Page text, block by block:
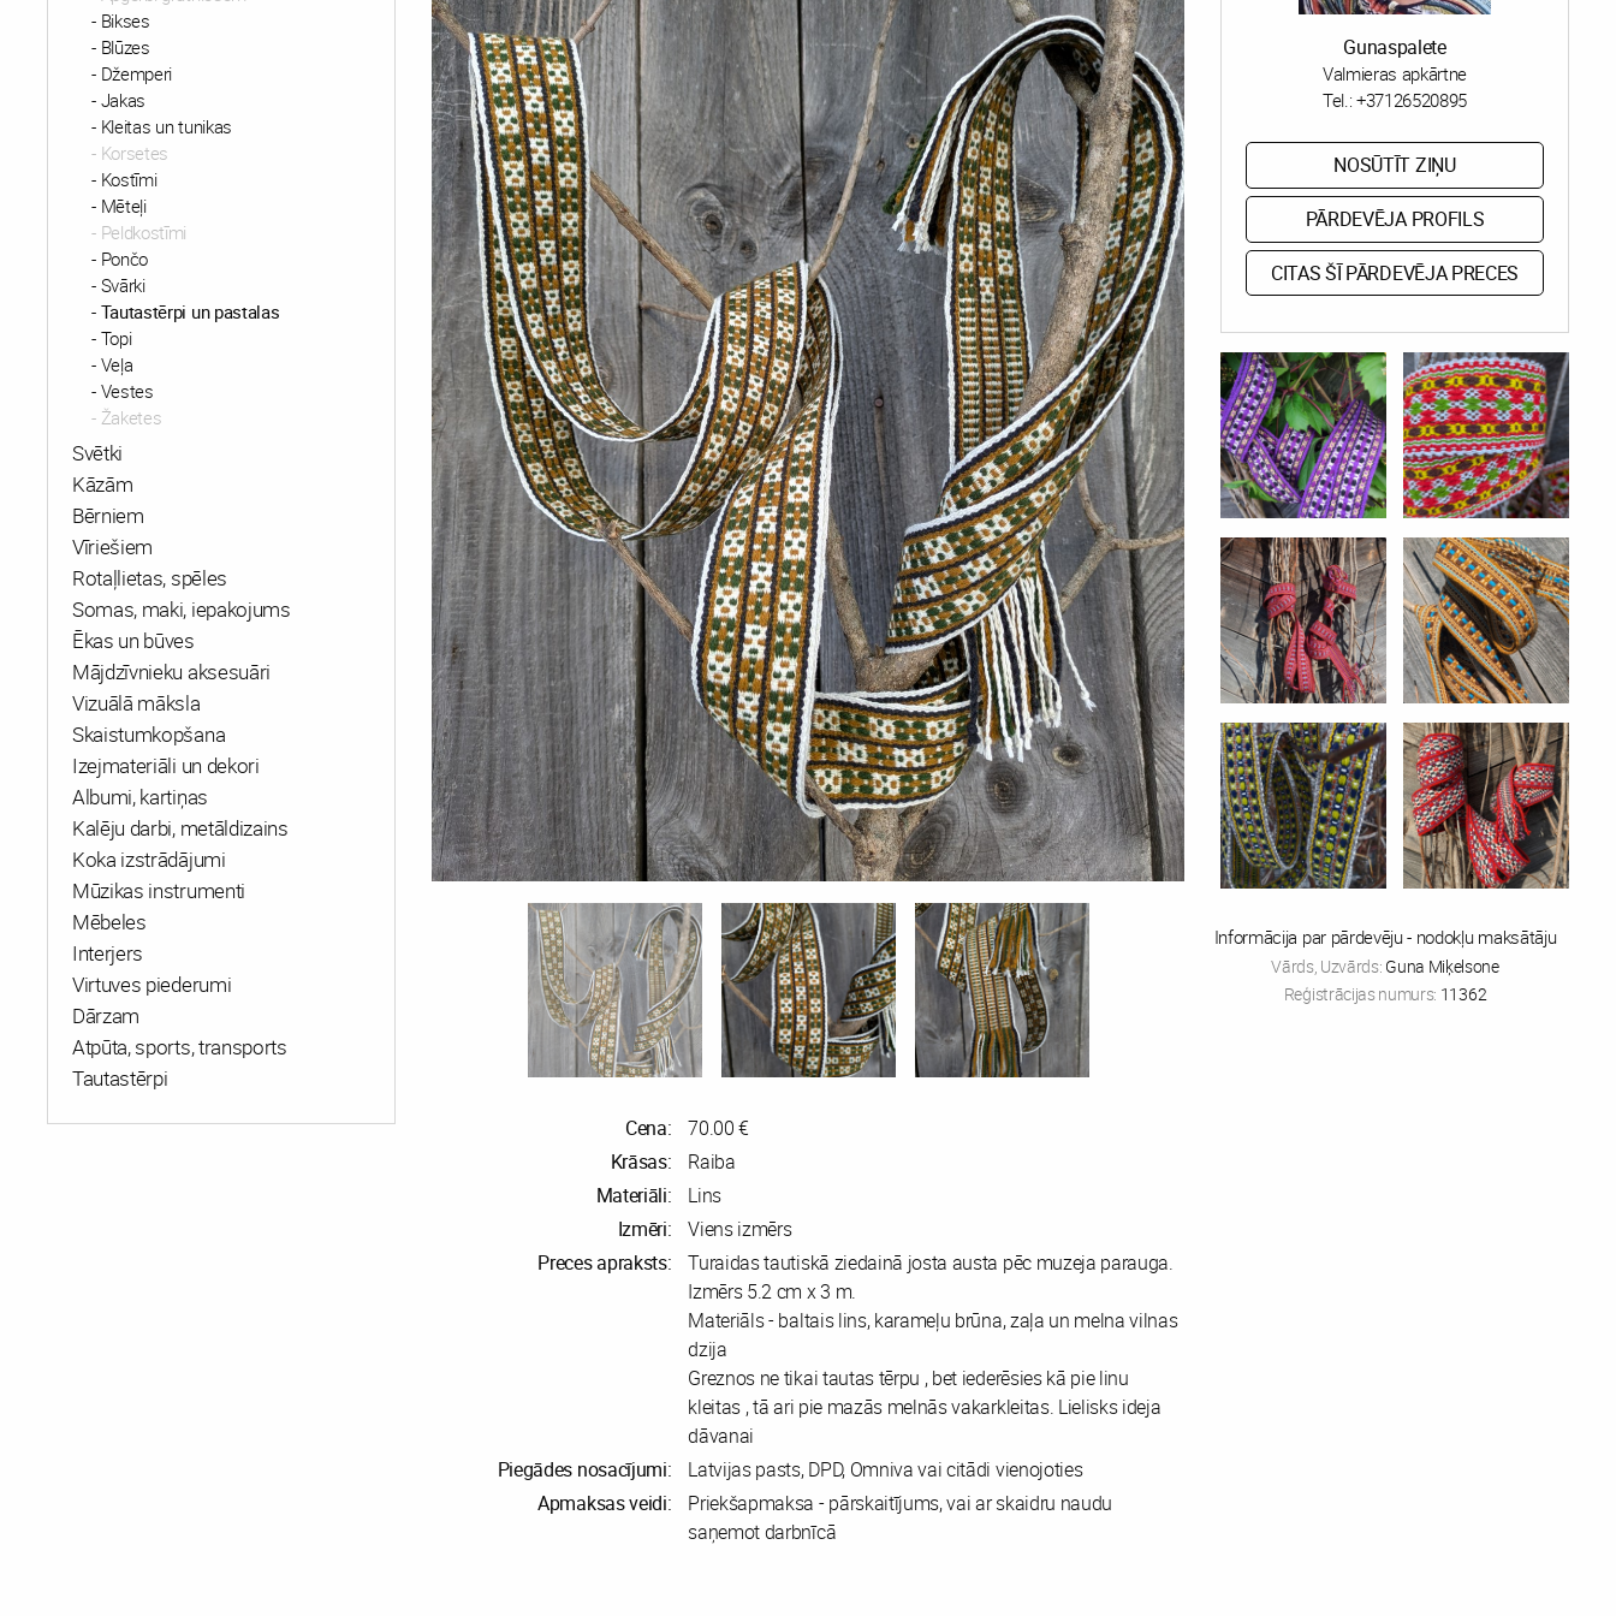
Bikses
Blūzes
Džemperi
Jakas
Kleitas un tunikas
Korsetes
Kostīmi
Mēteļi
Peldkostīmi
Pončo
Svārki
Tautastērpi un pastalas
Topi
Veļa
Vestes
Žaketes
Svētki
Kāzām
Bērniem
Vīriešiem
Rotaļlietas, spēles
Somas, maki, iepakojums
Ēkas un būves
Mājdzīvnieku aksesuāri
Vizuālā māksla
Skaistumkopšana
Izejmateriāli un dekori
Albumi, kartiņas
Kalēju darbi, metāldizains
Koka izstrādājumi
Mūzikas instrumenti
Mēbeles
Interjers
Virtuves piederumi
Dārzam
Atpūta, sports, transports
Tautastērpi
Cena:
70.00 €
Krāsas:
Raiba
Materiāli:
Lins
Izmēri:
Viens izmērs
Preces apraksts:
Turaidas tautiskā ziedainā josta austa pēc muzeja parauga.
Izmērs 5.2 cm x 3 m.
Materiāls - baltais lins, karameļu brūna, zaļa un melna vilnas
dzija
Greznos ne tikai tautas tērpu , bet iederēsies kā pie linu
kleitas , tā ari pie mazās melnās vakarkleitas. Lielisks ideja
dāvanai
Piegādes nosacījumi:
Latvijas pasts, DPD, Omniva vai citādi vienojoties
Apmaksas veidi:
Priekšapmaksa - pārskaitījums, vai ar skaidru naudu
saņemot darbnīcā
Gunaspalete
Valmieras apkārtne
Tel.: +37126520895
NOSŪTĪT ZIŅU
PĀRDEVĒJA PROFILS
CITAS ŠĪ PĀRDEVĒJA PRECES
Informācija par pārdevēju - nodokļu maksātāju
Vārds, Uzvārds: Guna Miķelsone
Reģistrācijas numurs: 11362